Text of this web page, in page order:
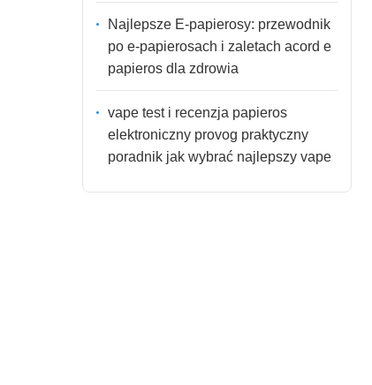
Najlepsze E-papierosy: przewodnik
po e-papierosach i zaletach acord e
papieros dla zdrowia
vape test i recenzja papieros
elektroniczny provog praktyczny
poradnik jak wybrać najlepszy vape